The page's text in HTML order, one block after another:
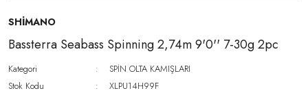
SHİMANO
Bassterra Seabass Spinning 2,74m 9'0'' 7-30g 2pc
Kategori
SPİN OLTA KAMIŞLARI
Stok Kodu
XLPU14H99F